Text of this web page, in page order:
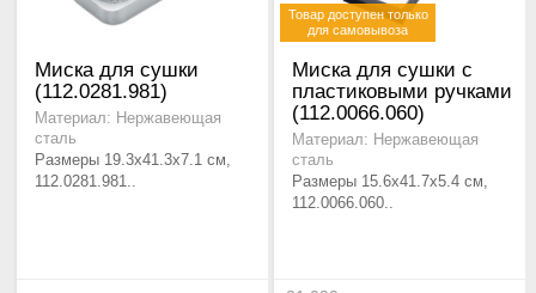
Миска для сушки
(112.0281.981)
Материал: Нержавеющая
сталь
Размеры 19.3x41.3x7.1 см,
112.0281.981..
Товар доступен только
для самовывоза
Миска для сушки с
пластиковыми ручками
(112.0066.060)
Материал: Нержавеющая
сталь
Размеры 15.6x41.7x5.4 см,
112.0066.060..